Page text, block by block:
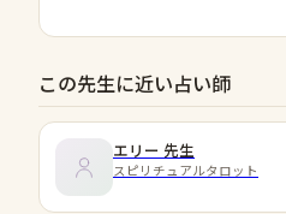
この先生に近い占い師
エリー 先生
スピリチュアルタロット